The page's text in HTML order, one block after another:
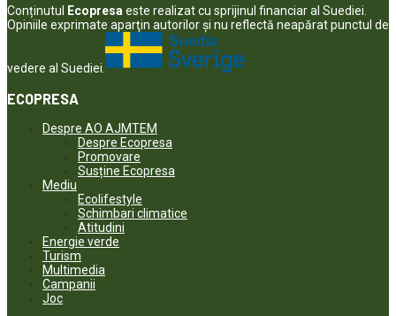
Conținutul
Ecopresa este realizat cu sprijinul financiar al Suediei.
Opiniile exprimate aparţin autorilor şi nu reflectă neapărat punctul de
vedere al Suediei.
ECOPRESA
Despre AO AJMTEM
Despre Ecopresa
Promovare
Susține Ecopresa
Mediu
Ecolifestyle
Schimbari climatice
Atitudini
Energie verde
Turism
Multimedia
Campanii
Joc